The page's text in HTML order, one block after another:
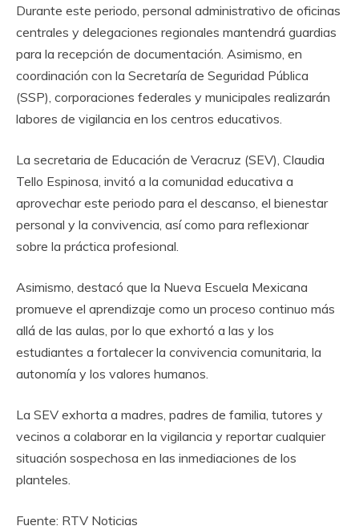
Durante este periodo, personal administrativo de oficinas
centrales y delegaciones regionales mantendrá guardias
para la recepción de documentación. Asimismo, en
coordinación con la Secretaría de Seguridad Pública
(SSP), corporaciones federales y municipales realizarán
labores de vigilancia en los centros educativos.
La secretaria de Educación de Veracruz (SEV), Claudia
Tello Espinosa, invitó a la comunidad educativa a
aprovechar este periodo para el descanso, el bienestar
personal y la convivencia, así como para reflexionar
sobre la práctica profesional.
Asimismo, destacó que la Nueva Escuela Mexicana
promueve el aprendizaje como un proceso continuo más
allá de las aulas, por lo que exhortó a las y los
estudiantes a fortalecer la convivencia comunitaria, la
autonomía y los valores humanos.
La SEV exhorta a madres, padres de familia, tutores y
vecinos a colaborar en la vigilancia y reportar cualquier
situación sospechosa en las inmediaciones de los
planteles.
Fuente: RTV Noticias